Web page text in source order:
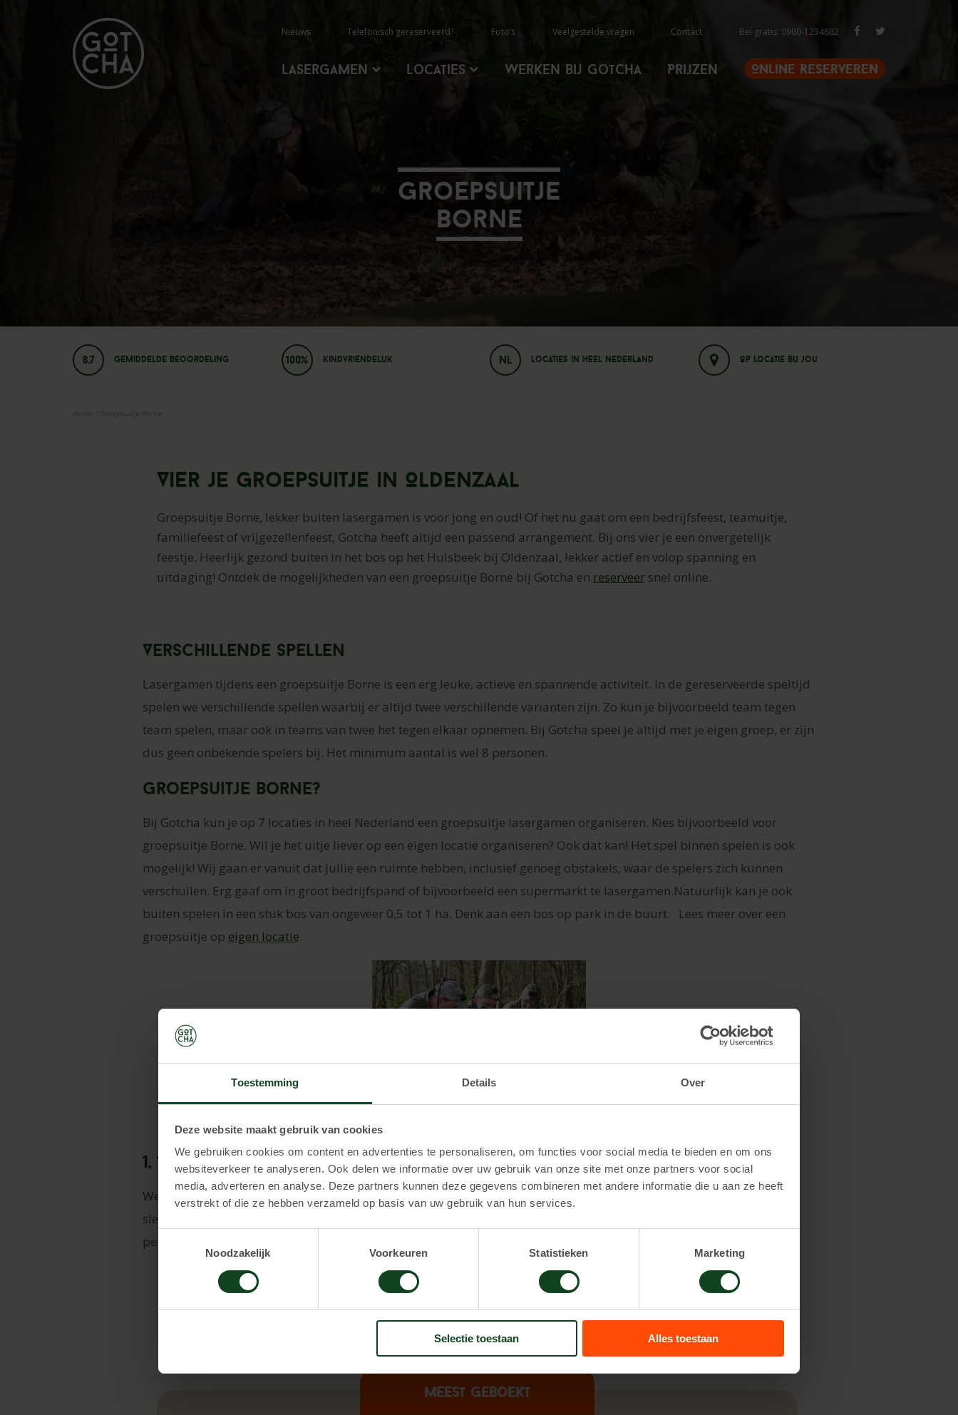
Toestemming Details Over
Deze website maakt gebruik van cookies
We gebruiken cookies om content en advertenties te personaliseren, om functies voor social media te bieden en om ons
websiteverkeer te analyseren. Ook delen we informatie over uw gebruik van onze site met onze partners voor social
media, adverteren en analyse. Deze partners kunnen deze gegevens combineren met andere informatie die u aan ze heeft
verstrekt of die ze hebben verzameld op basis van uw gebruik van hun services.
Noodzakelijk
Voorkeuren Statistieken Marketing
Selectie toestaan Alles toestaan
Nieuws Telefonisch gereserveerd? Foto’s Veelgestelde vragen Contact Bel gratis: 0900-1234682
Lasergamen Locaties Werken Bij Gotcha Prijzen Online Reserveren
Groepsuitje
Borne
8.7 Gemiddelde beoordeling 100% Kindvriendelijk NL Locaties in heel nederland Op locatie bij jou
Vier je groepsuitje in Oldenzaal
Groepsuitje Borne, lekker buiten lasergamen is voor jong en oud! Of het nu gaat om een bedrijfsfeest, teamuitje,
familiefeest of vrijgezellenfeest, Gotcha heeft altijd een passend arrangement. Bij ons vier je een onvergetelijk
feestje. Heerlijk gezond buiten in het bos op het Hulsbeek bij Oldenzaal, lekker actief en volop spanning en
uitdaging! Ontdek de mogelijkheden van een groepsuitje Borne bij Gotcha en reserveersnel online.
Verschillende spellen
Lasergamen tijdens een groepsuitje Borne is een erg leuke, actieve en spannende activiteit. In de gereserveerde speltijd
spelen we verschillende spellen waarbij er altijd twee verschillende varianten zijn. Zo kun je bijvoorbeeld team tegen
team spelen, maar ook in teams van twee het tegen elkaar opnemen. Bij Gotcha speel je altijd met je eigen groep, er zijn
dus geen onbekende spelers bij. Het minimum aantal is wel 8 personen.
Groepsuitje Borne?
Bij Gotcha kun je op 7 locaties in heel Nederland een groepsuitje lasergamen organiseren. Kies bijvoorbeeld voor
groepsuitje Borne. Wil je het uitje liever op een eigen locatie organiseren? Ook dat kan! Het spel binnen spelen is ook
mogelijk! Wij gaan er vanuit dat jullie een ruimte hebben, inclusief genoeg obstakels, waar de spelers zich kunnen
verschuilen. Erg gaaf om in groot bedrijfspand of bijvoorbeeld een supermarkt te lasergamen.Natuurlijk kan je ook
buiten spelen in een stuk bos van ongeveer 0,5 tot 1 ha. Denk aan een bos op park in de buurt. Lees meer over een
groepsuitje op eigen locatie.
1, 1,5 of 2 uur spelen
We bieden verschillende pakketten aan die variëren in duur van het spel en prijzen. Zo kun je al 1 uur spelen voor
slechts € 17,50,- per persoon. Voor 1,5 uur spelen betaal je € 25,00 per persoon en 2 uur spelen kost € 30,00 per
persoon.
Meest geboekt